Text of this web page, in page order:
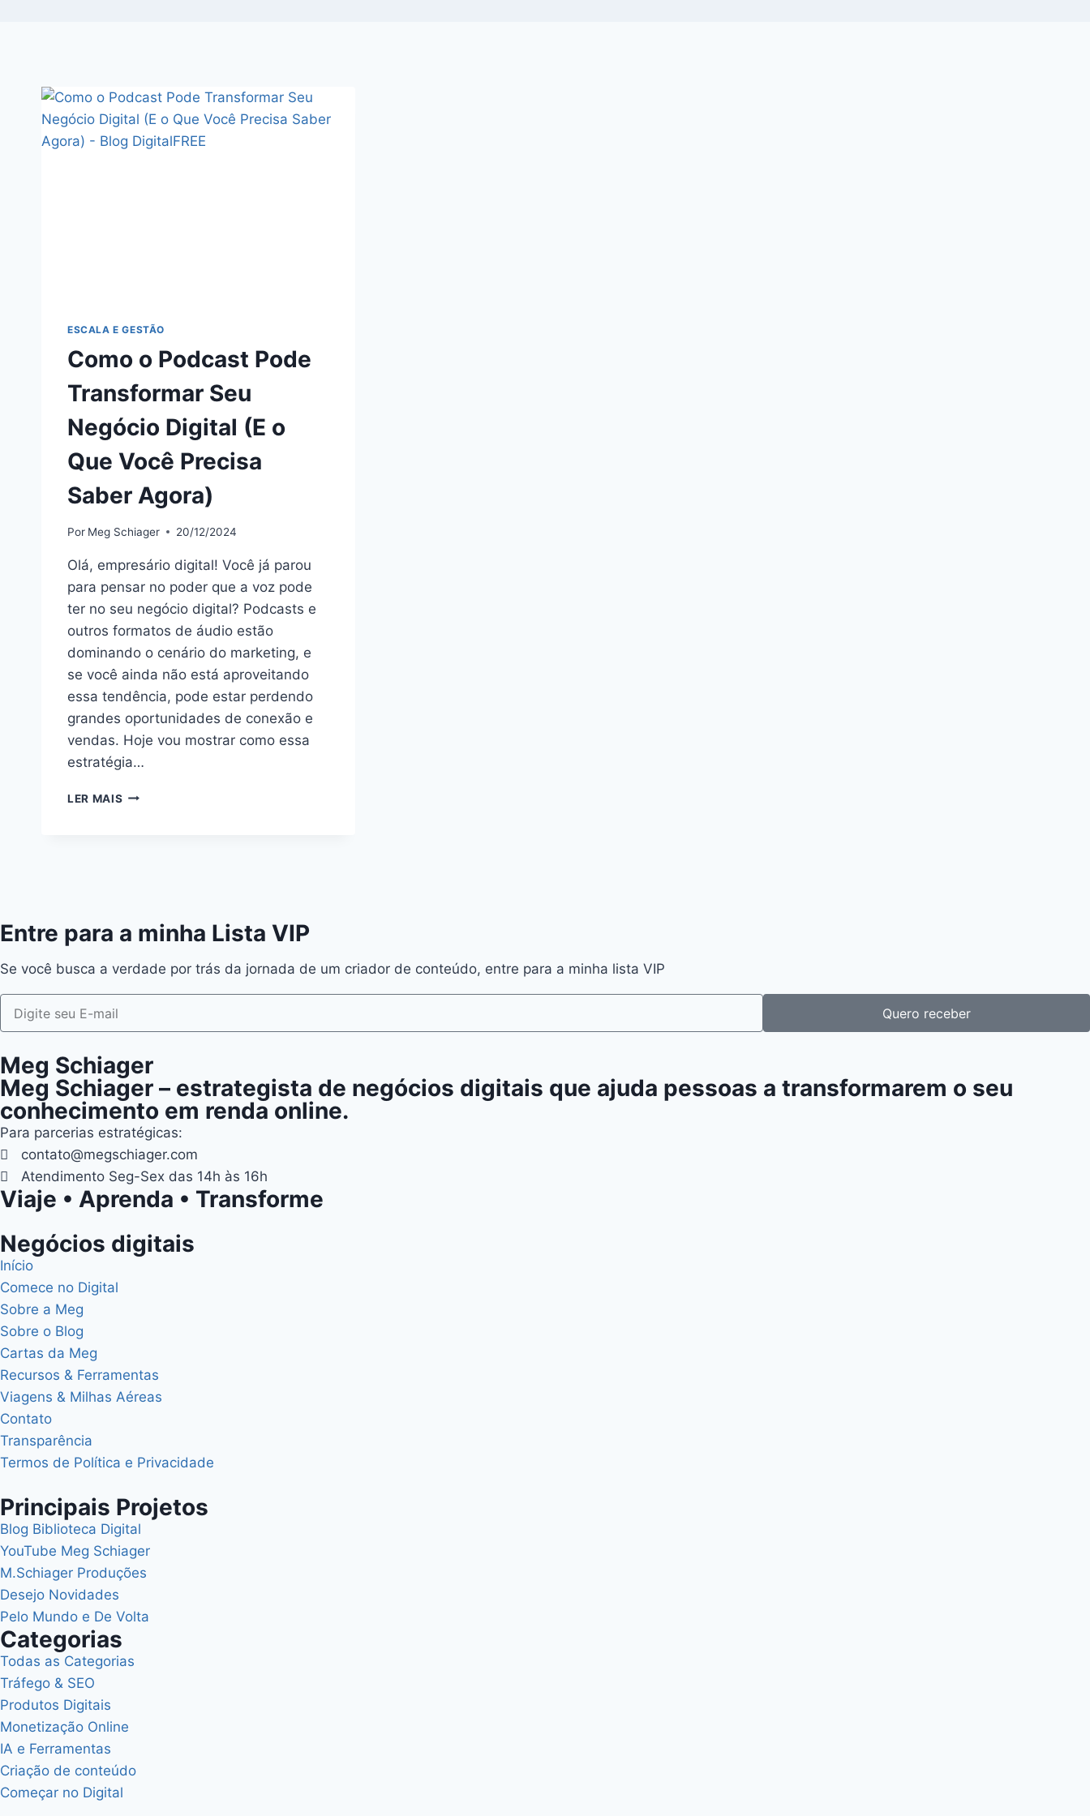
ESCALA E GESTÃO
Como o Podcast Pode
Transformar Seu
Negócio Digital (E o
Que Você Precisa
Saber Agora)
Por Meg Schiager 20/12/2024
Olá, empresário digital! Você já parou
para pensar no poder que a voz pode
ter no seu negócio digital? Podcasts e
outros formatos de áudio estão
dominando o cenário do marketing, e
se você ainda não está aproveitando
essa tendência, pode estar perdendo
grandes oportunidades de conexão e
vendas. Hoje vou mostrar como essa
estratégia…
LER MAIS
Entre para a minha Lista VIP
Se você busca a verdade por trás da jornada de um criador de conteúdo, entre para a minha lista VIP
Quero receber
Meg Schiager
Meg Schiager – estrategista de negócios digitais que ajuda pessoas a transformarem o seu
conhecimento em renda online.
Para parcerias estratégicas:
contato@megschiager.com
Atendimento Seg-Sex das 14h às 16h
Viaje • Aprenda • Transforme
Negócios digitais
Início
Comece no Digital
Sobre a Meg
Sobre o Blog
Cartas da Meg
Recursos & Ferramentas
Viagens & Milhas Aéreas
Contato
Transparência
Termos de Política e Privacidade
Principais Projetos
Blog Biblioteca Digital
YouTube Meg Schiager
M.Schiager Produções
Desejo Novidades
Pelo Mundo e De Volta
Categorias
Todas as Categorias
Tráfego & SEO
Produtos Digitais
Monetização Online
IA e Ferramentas
Criação de conteúdo
Começar no Digital